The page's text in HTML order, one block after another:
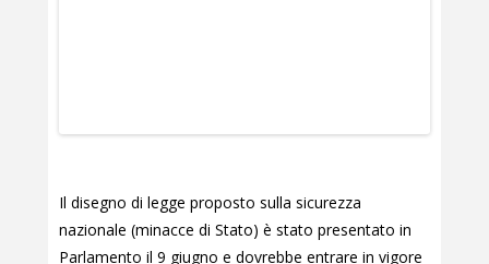
Il disegno di legge proposto sulla sicurezza
nazionale (minacce di Stato) è stato presentato in
Parlamento il 9 giugno e dovrebbe entrare in vigore